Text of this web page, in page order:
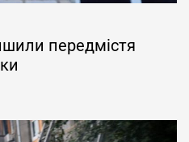
передмістя